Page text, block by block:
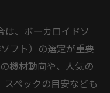
は、ボーカロイドソ
フト）の選定が重要
機材動向や、人気の
ペックの目安なども